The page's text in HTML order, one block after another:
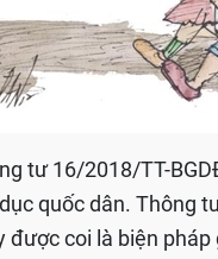
tư 16/2018/TT-
quốc dân. Thông
coi là biện pháp